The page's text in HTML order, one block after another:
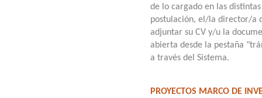
de lo cargado en las distintas
postulación, el/la director/a
adjuntar su CV y/u la
abierta desde la pestaña
a través del Sistema.
PROYECTOS MARCO DE